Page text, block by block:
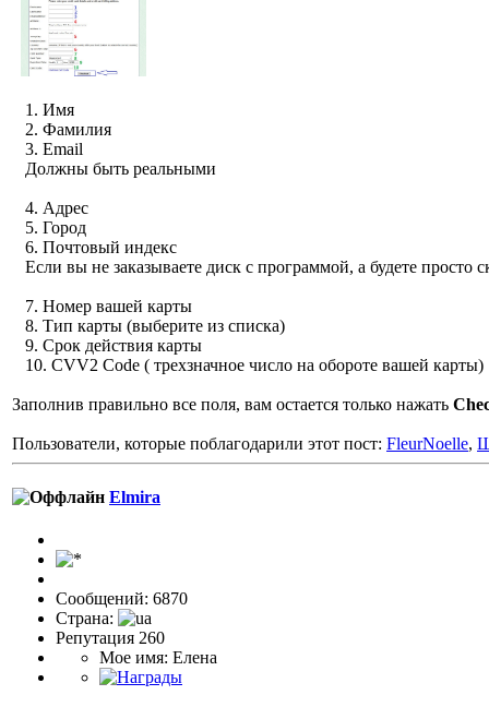
1. Имя
2. Фамилия
3. Email
Должны быть реальными
4. Адрес
5. Город
6. Почтовый индекс
Если вы не заказываете диск с программой, а будете просто
7. Номер вашей карты
8. Тип карты (выберите из списка)
9. Срок действия карты
10. CVV2 Code ( трехзначное число на обороте вашей карты)
Заполнив правильно все поля, вам остается только нажать
Пользователи, которые поблагодарили этот пост: FleurNoelle,
Elmira
Сообщений: 6870
Страна:
Репутация 260
Мое имя: Елена